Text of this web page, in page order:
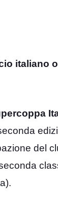
italiano
del